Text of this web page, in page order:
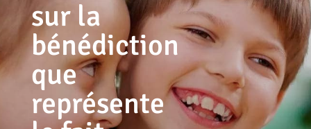
sur la
bénédiction
que
représente